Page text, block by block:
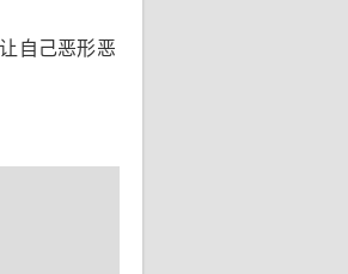
自己恶形恶